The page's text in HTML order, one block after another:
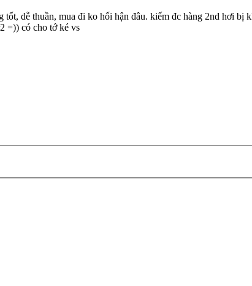
dễ thuần, mua đi ko hối hận đâu. kiếm đc hàng 2nd hơi bị
=)) có cho tớ ké vs